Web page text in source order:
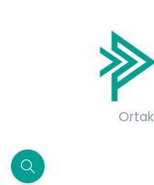
Ortak